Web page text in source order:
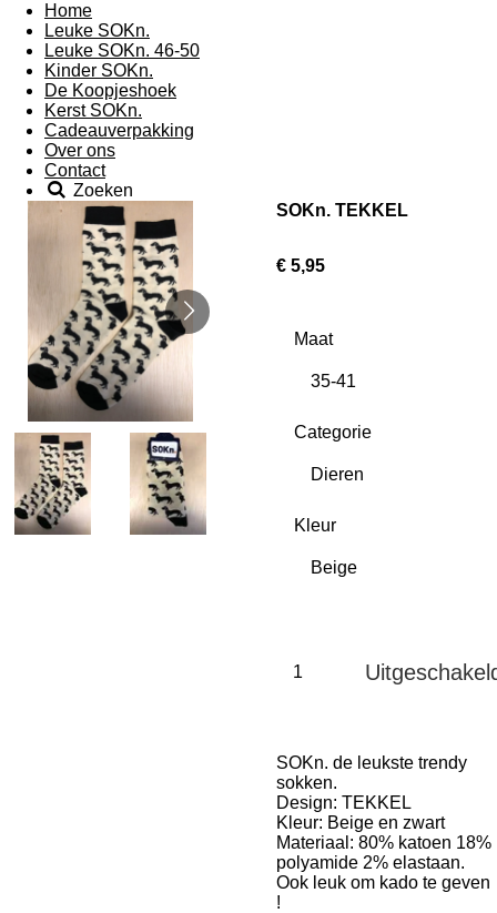
Home
Leuke SOKn.
Leuke SOKn. 46-50
Kinder SOKn.
De Koopjeshoek
Kerst SOKn.
Cadeauverpakking
Over ons
Contact
Zoeken
SOKn. TEKKEL
€ 5,95
Maat
Categorie
Kleur
SOKn. de leukste trendy
sokken.
Design: TEKKEL
Kleur: Beige en zwart
Materiaal: 80% katoen 18%
polyamide 2% elastaan.
Ook leuk om kado te geven
!